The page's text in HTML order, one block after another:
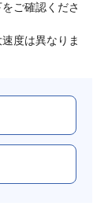
ご確認くださ
度は異なりま